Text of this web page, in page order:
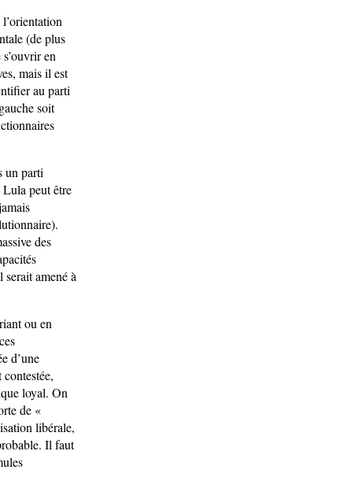
(de plus
en
mais il est
au parti
soit
un parti
Lula peut être
des
amené à
ou en
d’une
loyal. On
de «
libérale,
Il faut